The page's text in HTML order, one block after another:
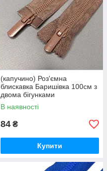
(капучино) Роз'ємна
блискавка Баришівка 100см з
двома бігунками
В наявності
84 ₴
Купити